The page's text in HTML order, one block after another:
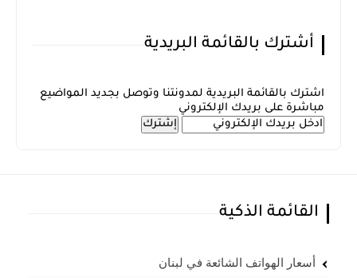
أشترك بالقائمة البريدية
اشترك بالقائمة البريدية لمدونتنا وتوصل بجديد المواضيع
مباشرة على بريدك الإلكتروني
القائمة الذكية
أسعار الهواتف الشائعة في لبنان